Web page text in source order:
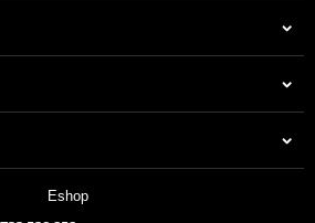
trhu s kolečky a rozetami, který prodává
strojů, které zpracovávají ty top
A mají jich hodně. Prakticky na
Eshop